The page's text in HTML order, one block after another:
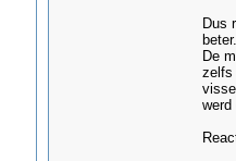
Dus
beter.
De
zelfs
werd